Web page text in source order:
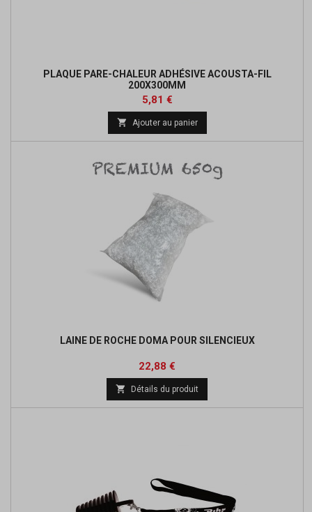
PLAQUE PARE-CHALEUR ADHÉSIVE ACOUSTA-FIL
200X300MM
Prix
5,81 €Prix
base
 Ajouter au panier
LAINE DE ROCHE DOMA POUR SILENCIEUX
Prix
22,88 €
base
 Détails du produit